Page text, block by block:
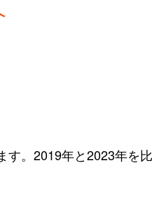
。2019年と2023年を